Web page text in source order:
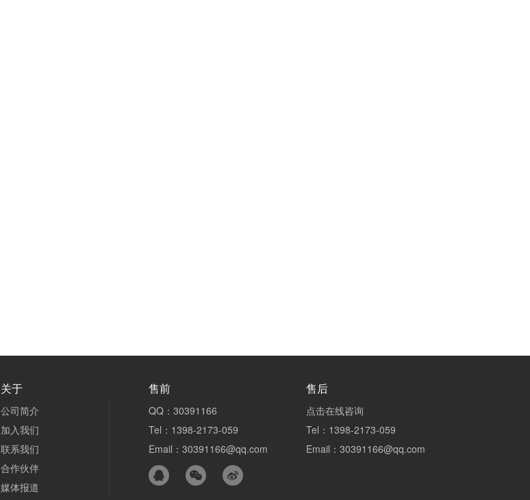
关于
公司简介
加入我们
联系我们
合作伙伴
媒体报道
售前
QQ：30391166
Tel：1398-2173-059
Email：30391166@qq.com
售后
点击在线咨询
Tel：1398-2173-059
Email：30391166@qq.com